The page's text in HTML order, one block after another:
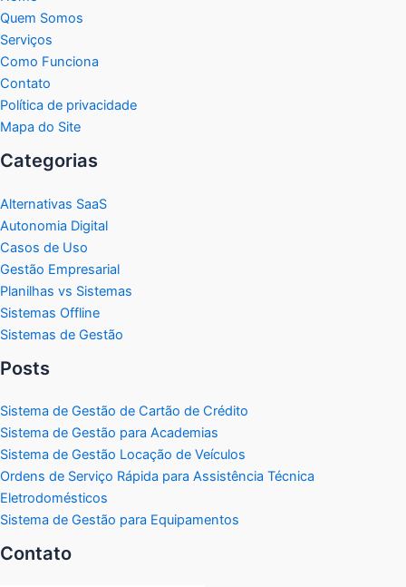
Quem Somos
Serviços
Como Funciona
Contato
Política de privacidade
Mapa do Site
Categorias
Alternativas SaaS
Autonomia Digital
Casos de Uso
Gestão Empresarial
Planilhas vs Sistemas
Sistemas Offline
Sistemas de Gestão
Posts
Sistema de Gestão de Cartão de Crédito
Sistema de Gestão para Academias
Sistema de Gestão Locação de Veículos
Ordens de Serviço Rápida para Assistência Técnica
Eletrodomésticos
Sistema de Gestão para Equipamentos
Contato